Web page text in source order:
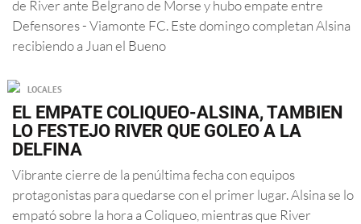
de River ante Belgrano de Morse y hubo empate entre
Defensores - Viamonte FC. Este domingo completan Alsina
recibiendo a Juan el Bueno
LOCALES
EL EMPATE COLIQUEO-ALSINA, TAMBIEN
LO FESTEJO RIVER QUE GOLEO A LA
DELFINA
Vibrante cierre de la penúltima fecha con equipos
protagonistas para quedarse con el primer lugar. Alsina se lo
empató sobre la hora a Coliqueo, mientras que River